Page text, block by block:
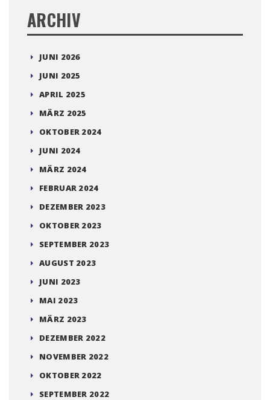
ARCHIV
JUNI 2026
JUNI 2025
APRIL 2025
MÄRZ 2025
OKTOBER 2024
JUNI 2024
MÄRZ 2024
FEBRUAR 2024
DEZEMBER 2023
OKTOBER 2023
SEPTEMBER 2023
AUGUST 2023
JUNI 2023
MAI 2023
MÄRZ 2023
DEZEMBER 2022
NOVEMBER 2022
OKTOBER 2022
SEPTEMBER 2022